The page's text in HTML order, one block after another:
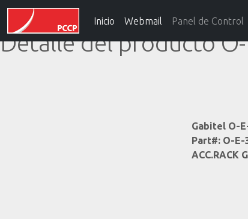
Inicio Webmail Panel de Control
Detalle del producto
Gabitel O-
Part#: O-E-
ACC.RACK